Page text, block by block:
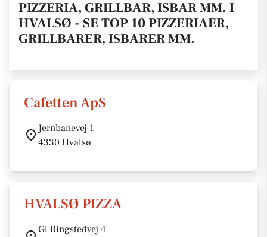
PIZZERIA, GRILLBAR, ISBAR MM. I
HVALSØ - SE TOP 10 PIZZERIAER,
GRILLBARER, ISBARER MM.
Cafetten ApS
Jernbanevej 1
4330 Hvalsø
HVALSØ PIZZA
Gl Ringstedvej 4